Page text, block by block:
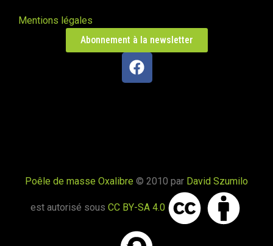
Poele de masse S avec conduit en
brique de terre crue handmade
Mantry 39230
Poêle Oxalibre L dans le Tarn
Fontaine-lès-Clerval 25340
Mentions légales
Abonnement à la newsletter
Poêle de masse Oxalibre © 2010 par David Szumilo
est autorisé sous CC BY-SA 4.0